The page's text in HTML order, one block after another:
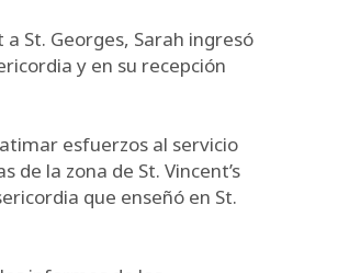
St. Georges, Sarah ingresó
y en su recepción
esfuerzos al servicio
de la zona de St. Vincent’s
que enseñó en St.